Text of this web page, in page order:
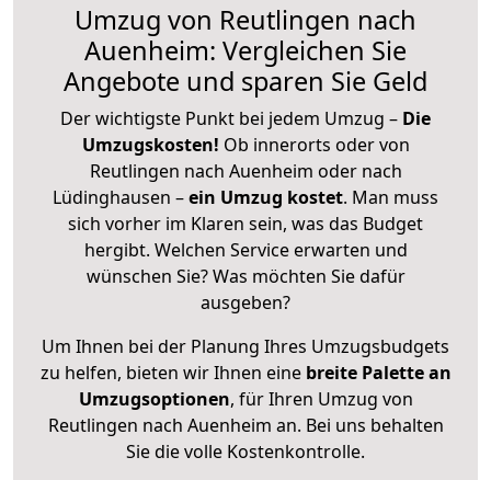
Umzug von Reutlingen nach
Auenheim: Vergleichen Sie
Angebote und sparen Sie Geld
Der wichtigste Punkt bei jedem Umzug – Die
Umzugskosten! Ob innerorts oder von
Reutlingen nach Auenheim oder nach
Lüdinghausen –ein Umzug kostet. Man muss
sich vorher im Klaren sein, was das Budget
hergibt. Welchen Service erwarten und
wünschen Sie? Was möchten Sie dafür
ausgeben?
Um Ihnen bei der Planung Ihres Umzugsbudgets
zu helfen, bieten wir Ihnen eine breite Palette an
Umzugsoptionen, für Ihren Umzug von
Reutlingen nach Auenheim an. Bei uns behalten
Sie die volle Kostenkontrolle.